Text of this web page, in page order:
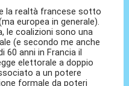
la realtà francese sotto
europea in generale).
le coalizioni sono una
(e secondo me anche
60 anni in Francia il
elettorale a doppio
a un potere
formale da poteri